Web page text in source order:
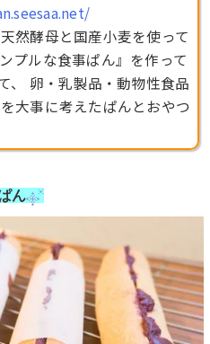
然酵母と国産小麦を使って
プルな食事ぱん』を作って
、 卵・乳製品・動物性食品
大事に考えたぱんとおやつ
ん